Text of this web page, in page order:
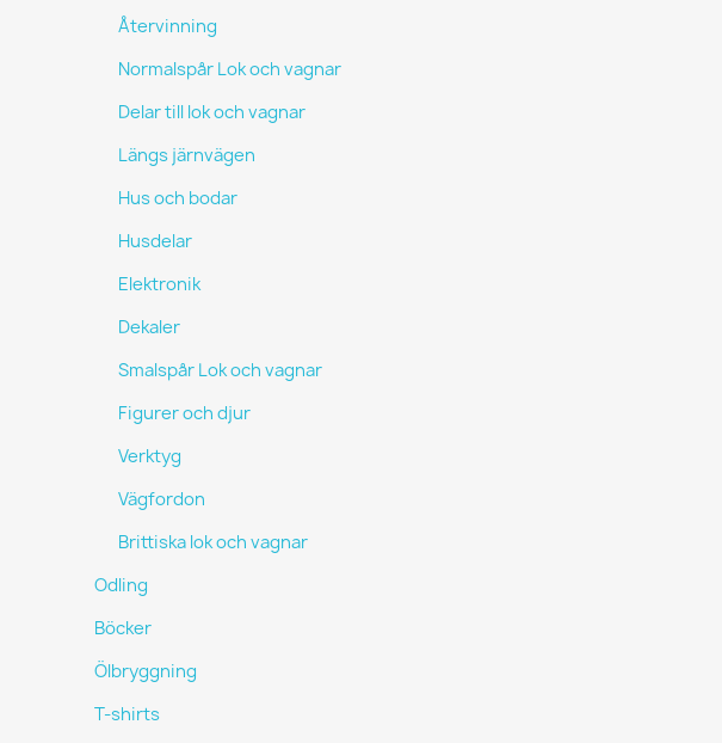
Återvinning
Normalspår Lok och vagnar
Delar till lok och vagnar
Längs järnvägen
Hus och bodar
Husdelar
Elektronik
Dekaler
Smalspår Lok och vagnar
Figurer och djur
Verktyg
Vägfordon
Brittiska lok och vagnar
Odling
Böcker
Ölbryggning
T-shirts